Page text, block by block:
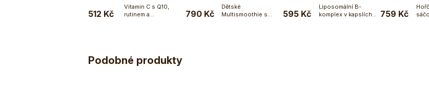
512 Kč Do košíku
Vitamin C s Q10,
rutinem a
790 Kč Do košíku
Dětské
Multismoothie s
595 Kč Do košíku
Liposomální B-
komplex v kapslích
759 Kč
Podobné produkty